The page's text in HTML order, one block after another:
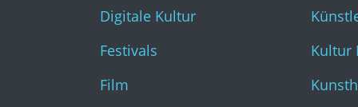
Literatur & Diskurs
Musik
Digitale Kultur
Festivals
Film
Kultur